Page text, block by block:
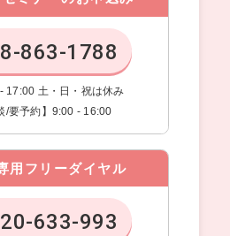
863-1788
17:00 土・日・祝は休み
/要予約】9:00 - 16:00
用フリーダイヤル
633-993